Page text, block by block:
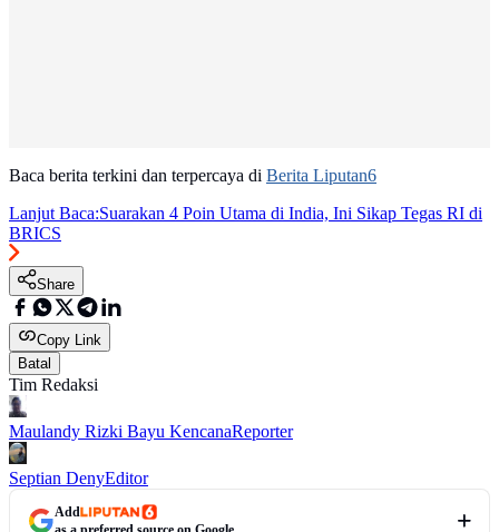
Baca berita terkini dan terpercaya di Berita Liputan6
Lanjut Baca:Suarakan 4 Poin Utama di India, Ini Sikap Tegas RI di
BRICS
Share
Copy Link
Batal
Tim Redaksi
Maulandy Rizki Bayu KencanaReporter
Septian DenyEditor
Add